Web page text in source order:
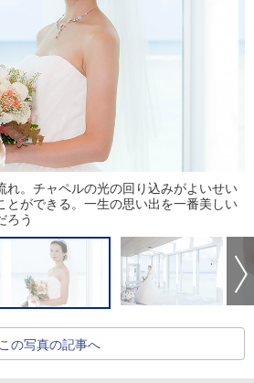
れ。チャペルの光の回り込みがよいせい
とができる。一生の思い出を一番美しい
ろう
この写真の記事へ